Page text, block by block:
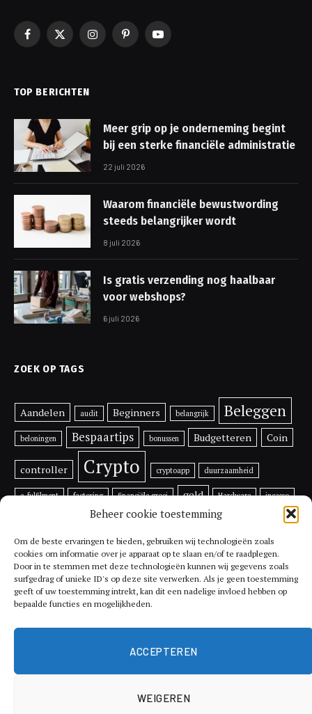
Beheer cookie toestemming
Om de beste ervaringen te bieden, gebruiken wij technologieën zoals
cookies om informatie over je apparaat op te slaan en/of te raadplegen.
Door in te stemmen met deze technologieën kunnen wij gegevens zoals
surfgedrag of unieke ID's op deze site verwerken. Als je geen toestemming
geeft of uw toestemming intrekt, kan dit een nadelige invloed hebben op
bepaalde functies en mogelijkheden.
ACCEPTEREN
WEIGEREN
Facebook
X
InstagramPinterestYouTube
TOP BERICHTEN
Meer grip op je onderneming begint
bij een sterke financiële administratie
22 juli 2026
Waarom financiële bewustwording
steeds belangrijker wordt
8 juli 2026
Is gratis verzending nog haalbaar
voor webshops?
6 juli 2026
ZOEK OP TAGS
Aandelen audit Beginners belangrijk Beleggen
beloningen Bespaartips bonussen Budgetteren Coin
controller Crypto cryptoapp duurzaamheid
e-fulfilment factoring financiële groei geld Hardware incasso
investeren investeren in bitcoin Lijfrente
multifunctionele ondernemen Prijs printer rentes
Ripple RSR schade Shiba Inu tips Toekomst
Token Utrecht Vechain
Voordelen xrp